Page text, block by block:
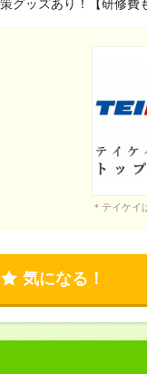
グッズあり！【研修費
＊テイケイ
気になる！